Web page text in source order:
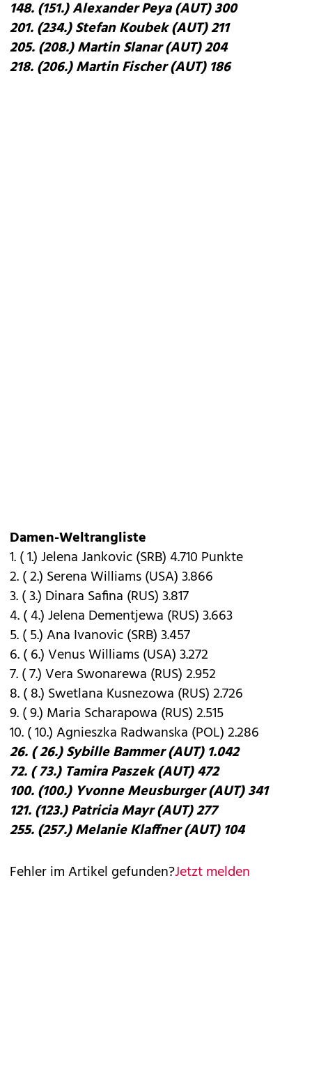
148. (151.) Alexander Peya (AUT) 300
201. (234.) Stefan Koubek (AUT) 211
205. (208.) Martin Slanar (AUT) 204
218. (206.) Martin Fischer (AUT) 186
Damen-Weltrangliste
1. ( 1.) Jelena Jankovic (SRB) 4.710 Punkte
2. ( 2.) Serena Williams (USA) 3.866
3. ( 3.) Dinara Safina (RUS) 3.817
4. ( 4.) Jelena Dementjewa (RUS) 3.663
5. ( 5.) Ana Ivanovic (SRB) 3.457
6. ( 6.) Venus Williams (USA) 3.272
7. ( 7.) Vera Swonarewa (RUS) 2.952
8. ( 8.) Swetlana Kusnezowa (RUS) 2.726
9. ( 9.) Maria Scharapowa (RUS) 2.515
10. ( 10.) Agnieszka Radwanska (POL) 2.286
26. ( 26.) Sybille Bammer (AUT) 1.042
72. ( 73.) Tamira Paszek (AUT) 472
100. (100.) Yvonne Meusburger (AUT) 341
121. (123.) Patricia Mayr (AUT) 277
255. (257.) Melanie Klaffner (AUT) 104
Fehler im Artikel gefunden?Jetzt melden